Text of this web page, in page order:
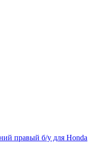
правый б/у для Honda